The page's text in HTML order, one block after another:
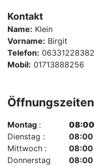
Kontakt
Name: Klein
Vorname: Birgit
Telefon:
Mobil: 01713888256
Montag :
08:00
Dienstag :
08:00
Mittwoch :
08:00
Donnerstag
08:00